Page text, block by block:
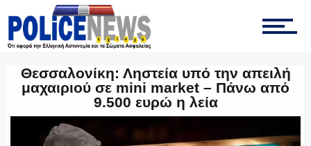
ΤΡΟΧΑΙΑ
Θεσσαλονίκη: Ληστεία υπό την απειλή
μαχαιριού σε mini market – Πάνω από
9.500 ευρώ η λεία